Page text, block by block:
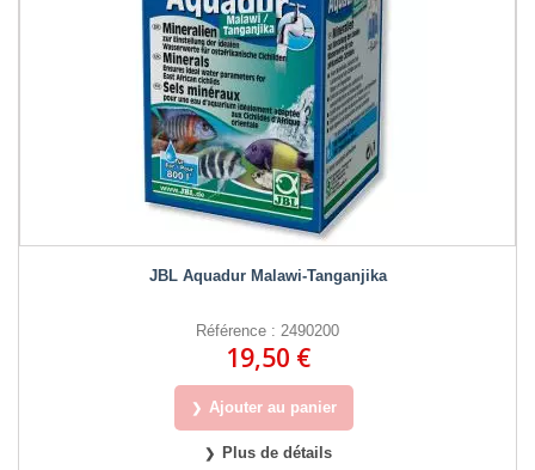
JBL Aquadur Malawi-Tanganjika
Référence : 2490200
19,50 €
Ajouter au panier
Plus de détails